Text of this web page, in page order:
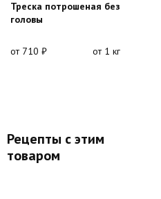
Треска потрошеная без
головы
от 710 ₽ от 1 кг
Рецепты с этим
товаром